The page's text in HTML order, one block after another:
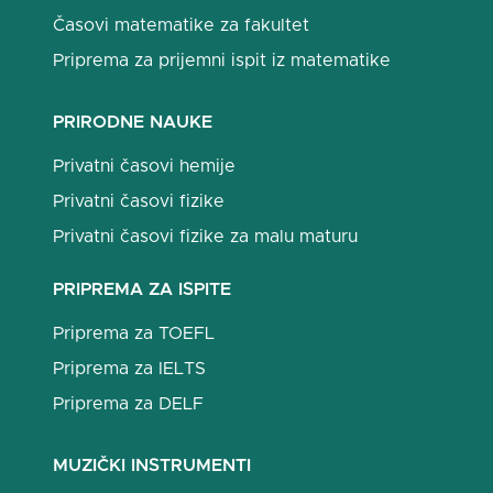
Časovi matematike za fakultet
Priprema za prijemni ispit iz matematike
PRIRODNE NAUKE
Privatni časovi hemije
Privatni časovi fizike
Privatni časovi fizike za malu maturu
PRIPREMA ZA ISPITE
Priprema za TOEFL
Priprema za IELTS
Priprema za DELF
MUZIČKI INSTRUMENTI